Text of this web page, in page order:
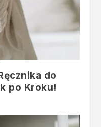
do
po Kroku!